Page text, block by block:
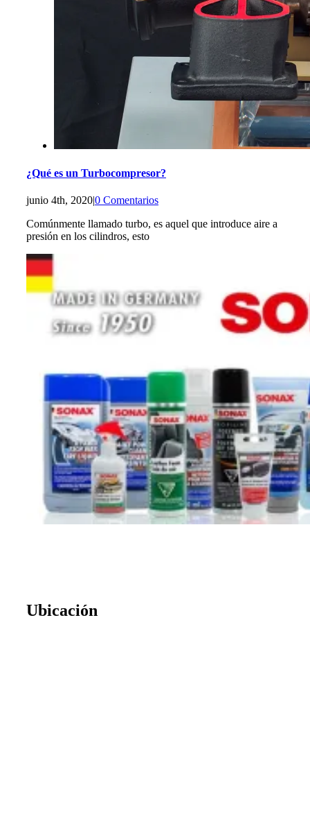
¿Qué es un Turbocompresor?
junio 4th, 2020|0 Comentarios
Comúnmente llamado turbo, es aquel que introduce aire a
presión en los cilindros, esto
Ubicación